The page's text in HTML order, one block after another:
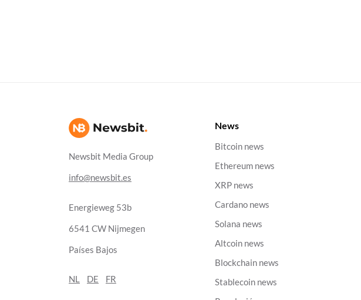
Newsbit Media Group
info@newsbit.es
Energieweg 53b
6541 CW Nijmegen
Países Bajos
NL DE FR
News
Bitcoin news
Ethereum news
XRP news
Cardano news
Solana news
Altcoin news
Blockchain news
Stablecoin news